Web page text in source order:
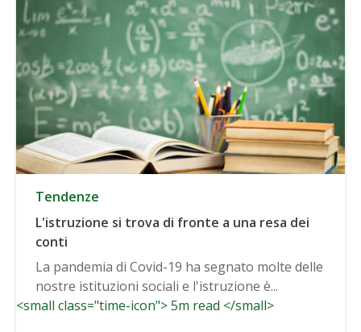
Tendenze
L'istruzione si trova di fronte a una resa dei
conti
La pandemia di Covid-19 ha segnato molte delle
nostre istituzioni sociali e l'istruzione è...
<small class="time-icon"> 5m read </small>